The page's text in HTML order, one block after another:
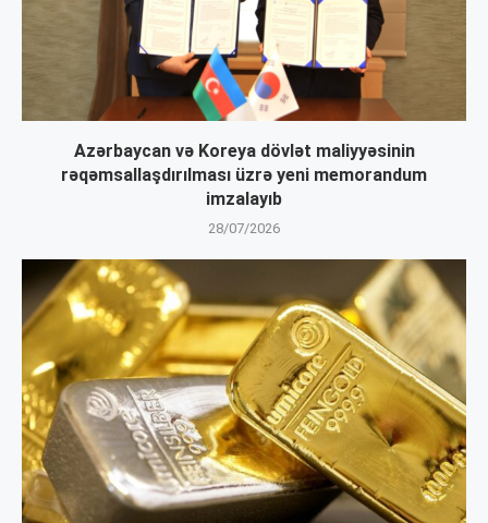
Azərbaycan və Koreya dövlət maliyyəsinin
rəqəmsallaşdırılması üzrə yeni memorandum
imzalayıb
28/07/2026